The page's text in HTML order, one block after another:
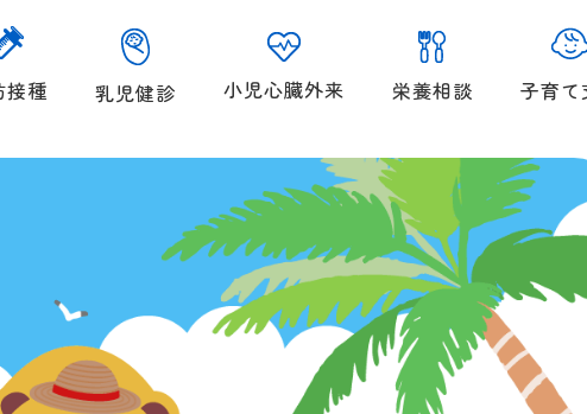
接種 乳児健診 小児心臓外来 栄養相談 子育て